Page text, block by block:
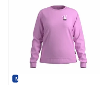
Maloja - PEC POD SNĚŽKOU